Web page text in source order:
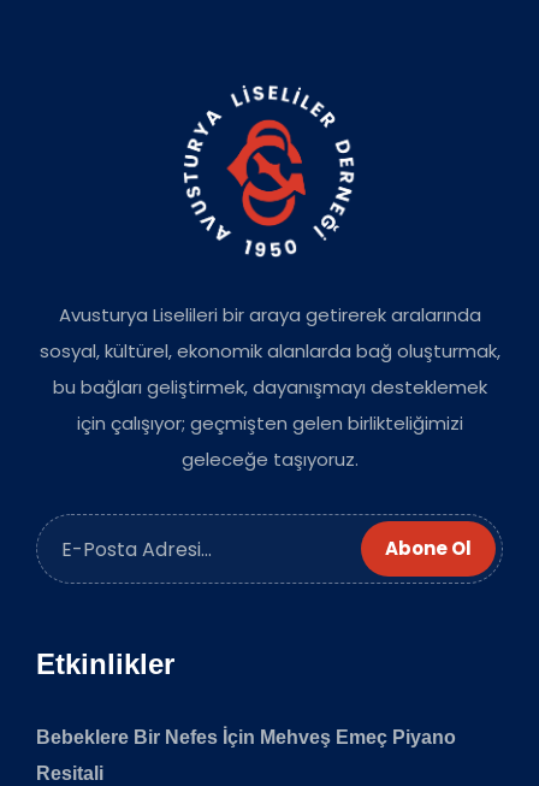
Avusturya Liselileri bir araya getirerek aralarında
sosyal, kültürel, ekonomik alanlarda bağ oluşturmak,
bu bağları geliştirmek, dayanışmayı desteklemek
için çalışıyor; geçmişten gelen birlikteliğimizi
geleceğe taşıyoruz.
Abone Ol
Etkinlikler
Bebeklere Bir Nefes İçin Mehveş Emeç Piyano
Resitali